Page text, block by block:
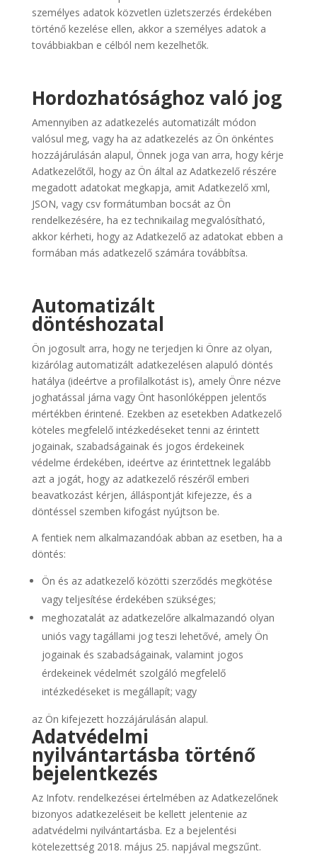
személyes adatok közvetlen üzletszerzés érdekében
történő kezelése ellen, akkor a személyes adatok a
továbbiakban e célból nem kezelhetők.
Hordozhatósághoz való jog
Amennyiben az adatkezelés automatizált módon
valósul meg, vagy ha az adatkezelés az Ön önkéntes
hozzájárulásán alapul, Önnek joga van arra, hogy kérje
Adatkezelőtől, hogy az Ön által az Adatkezelő részére
megadott adatokat megkapja, amit Adatkezelő xml,
JSON, vagy csv formátumban bocsát az Ön
rendelkezésére, ha ez technikailag megvalósítható,
akkor kérheti, hogy az Adatkezelő az adatokat ebben a
formában más adatkezelő számára továbbítsa.
Automatizált
döntéshozatal
Ön jogosult arra, hogy ne terjedjen ki Önre az olyan,
kizárólag automatizált adatkezelésen alapuló döntés
hatálya (ideértve a profilalkotást is), amely Önre nézve
joghatással járna vagy Önt hasonlóképpen jelentős
mértékben érintené. Ezekben az esetekben Adatkezelő
köteles megfelelő intézkedéseket tenni az érintett
jogainak, szabadságainak és jogos érdekeinek
védelme érdekében, ideértve az érintettnek legalább
azt a jogát, hogy az adatkezelő részéről emberi
beavatkozást kérjen, álláspontját kifejezze, és a
döntéssel szemben kifogást nyújtson be.
A fentiek nem alkalmazandóak abban az esetben, ha a
döntés:
Ön és az adatkezelő közötti szerződés megkötése
vagy teljesítése érdekében szükséges;
meghozatalát az adatkezelőre alkalmazandó olyan
uniós vagy tagállami jog teszi lehetővé, amely Ön
jogainak és szabadságainak, valamint jogos
érdekeinek védelmét szolgáló megfelelő
intézkedéseket is megállapít; vagy
az Ön kifejezett hozzájárulásán alapul.
Adatvédelmi
nyilvántartásba történő
bejelentkezés
Az Infotv. rendelkezései értelmében az Adatkezelőnek
bizonyos adatkezeléseit be kellett jelentenie az
adatvédelmi nyilvántartásba. Ez a bejelentési
kötelezettség 2018. május 25. napjával megszűnt.